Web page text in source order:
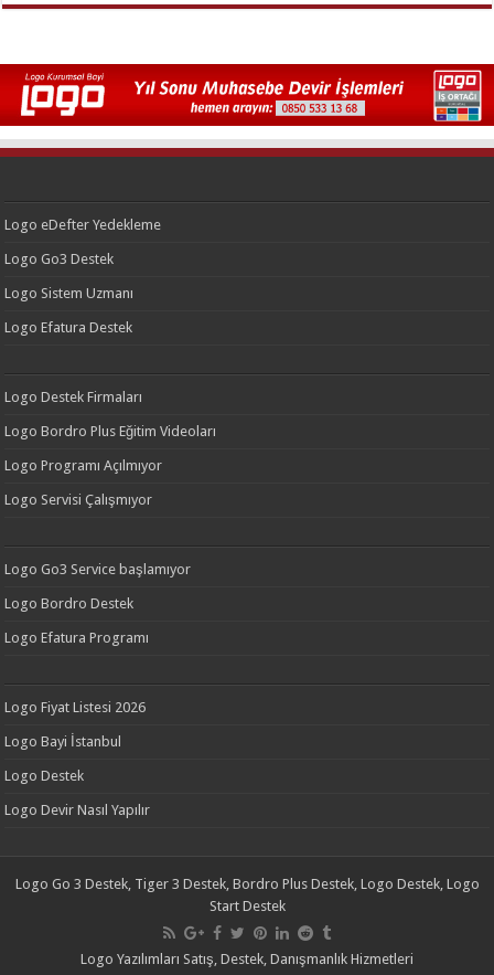
Logo eDefter Yedekleme
Logo Go3 Destek
Logo Sistem Uzmanı
Logo Efatura Destek
Logo Destek Firmaları
Logo Bordro Plus Eğitim Videoları
Logo Programı Açılmıyor
Logo Servisi Çalışmıyor
Logo Go3 Service başlamıyor
Logo Bordro Destek
Logo Efatura Programı
Logo Fiyat Listesi 2026
Logo Bayi İstanbul
Logo Destek
Logo Devir Nasıl Yapılır
Logo Go 3 Destek, Tiger 3 Destek, Bordro Plus Destek, Logo Destek, Logo
Start Destek
Logo Yazılımları Satış, Destek, Danışmanlık Hizmetleri